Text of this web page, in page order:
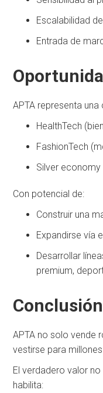
Escalabilidad
Entrada de
APTA representa
HealthTech
FashionTech
Silver
Con potencial de:
Construir una
Expandirse vía
Desarrollar
premium,
Conclusión
APTA no solo vende
vestirse para
El verdadero valor
habilita: